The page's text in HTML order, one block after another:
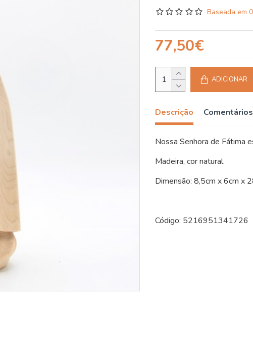
Baseada em
77,50€
ADICIONAR
Descrição Comentários
Nossa Senhora de Fátima
Madeira, cor natural.
Dimensão: 8,5cm x 6cm x
Código: 5216951341726